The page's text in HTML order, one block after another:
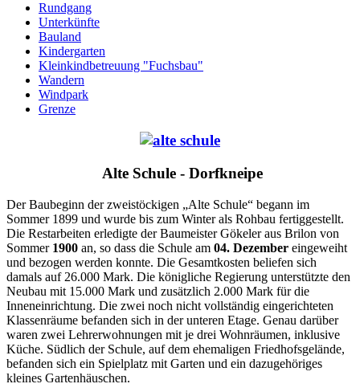
Rundgang
Unterkünfte
Bauland
Kindergarten
Kleinkindbetreuung "Fuchsbau"
Wandern
Windpark
Grenze
Alte Schule - Dorfkneipe
Der Baubeginn der zweistöckigen „Alte Schule“ begann im
Sommer 1899 und wurde bis zum Winter als Rohbau fertiggestellt.
Die Restarbeiten erledigte der Baumeister Gökeler aus Brilon von
Sommer 1900 an, so dass die Schule am 04. Dezember eingeweiht
und bezogen werden konnte. Die Gesamtkosten beliefen sich
damals auf 26.000 Mark. Die königliche Regierung unterstützte den
Neubau mit 15.000 Mark und zusätzlich 2.000 Mark für die
Inneneinrichtung. Die zwei noch nicht vollständig eingerichteten
Klassenräume befanden sich in der unteren Etage. Genau darüber
waren zwei Lehrerwohnungen mit je drei Wohnräumen, inklusive
Küche. Südlich der Schule, auf dem ehemaligen Friedhofsgelände,
befanden sich ein Spielplatz mit Garten und ein dazugehöriges
kleines Gartenhäuschen.